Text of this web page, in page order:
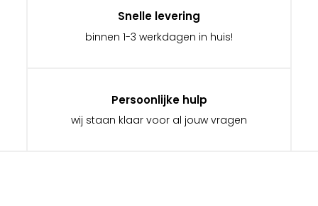
Snelle levering
binnen 1-3 werkdagen in huis!
Persoonlijke hulp
wij staan klaar voor al jouw vragen